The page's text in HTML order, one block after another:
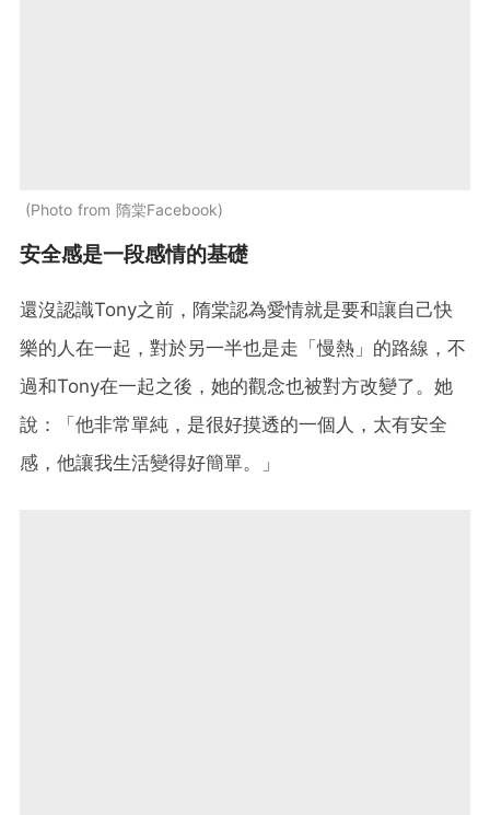
Photo from 隋棠Facebook
安全感是一段感情的基礎
還沒認識Tony之前，隋棠認為愛情就是要和讓自己快
樂的人在一起，對於另一半也是走「慢熱」的路線，不
過和Tony在一起之後，她的觀念也被對方改變了。她
說：「他非常單純，是很好摸透的一個人，太有安全
感，他讓我生活變得好簡單。」